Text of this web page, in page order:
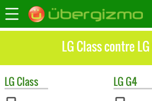
LG Class contre
LG Class LG G4